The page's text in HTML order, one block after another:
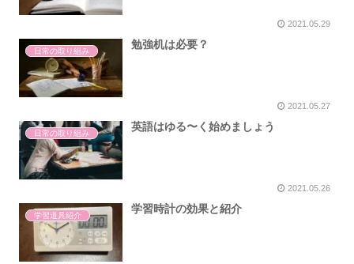
2021.05.29
日常の取り組み
勉強机は必要？
2021.05.27
日常の取り組み
英語はゆる〜く始めましょう
2021.05.26
学習道具紹介
学習時計の効果と紹介